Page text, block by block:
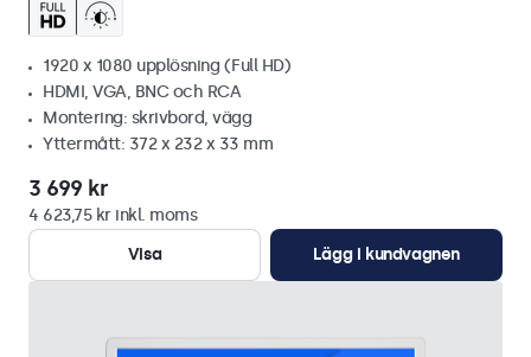
1920 x 1080 upplösning (Full HD)
HDMI, VGA, BNC och RCA
Montering: skrivbord, vägg
Yttermått: 372 x 232 x 33 mm
3 699 kr
4 623,75 kr inkl. moms
Visa
Lägg i kundvagnen